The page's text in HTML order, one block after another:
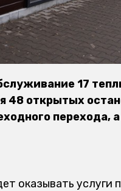
17
48 открытых
перехода,
оказывать услуги